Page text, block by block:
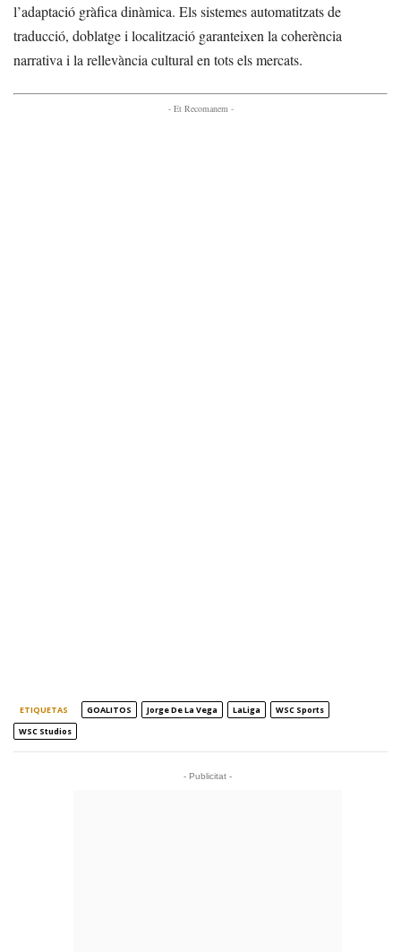
l’adaptació gràfica dinàmica. Els sistemes automatitzats de
traducció, doblatge i localització garanteixen la coherència
narrativa i la rellevància cultural en tots els mercats.
- Et Recomanem -
ETIQUETAS GOALITOS Jorge De La Vega LaLiga
WSC Sports
WSC Studios
- Publicitat -